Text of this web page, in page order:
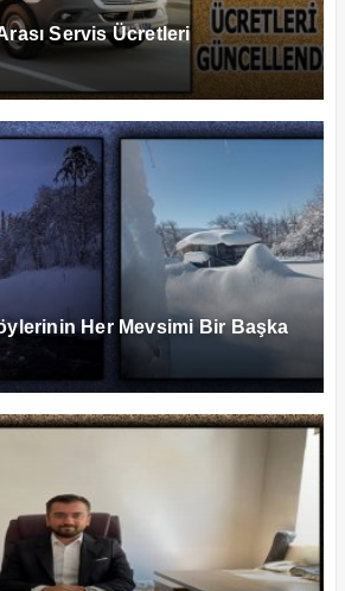
Servis Ücretleri
Her Mevsimi Bir Başka